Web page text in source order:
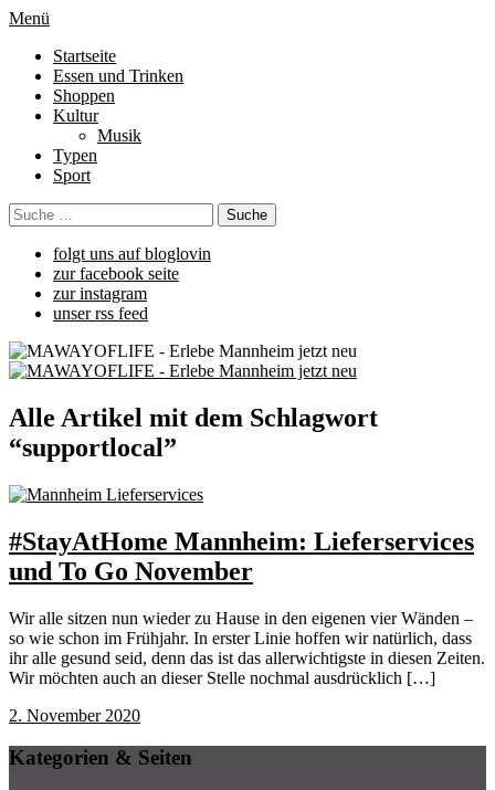
Menü
Startseite
Essen und Trinken
Shoppen
Kultur
Musik
Typen
Sport
folgt uns auf bloglovin
zur facebook seite
zur instagram
unser rss feed
Alle Artikel mit dem Schlagwort
“supportlocal”
#StayAtHome Mannheim: Lieferservices
und To Go November
Wir alle sitzen nun wieder zu Hause in den eigenen vier Wänden –
so wie schon im Frühjahr. In erster Linie hoffen wir natürlich, dass
ihr alle gesund seid, denn das ist das allerwichtigste in diesen Zeiten.
Wir möchten auch an dieser Stelle nochmal ausdrücklich […]
2. November 2020
Kategorien & Seiten